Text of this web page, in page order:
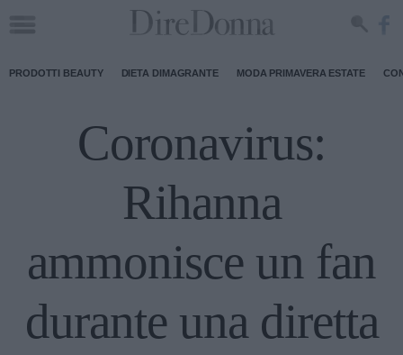
PRODOTTI BEAUTY DIETA DIMAGRANTE MODA PRIMAVERA ESTATE
Coronavirus:
Rihanna
ammonisce un fan
durante una diretta